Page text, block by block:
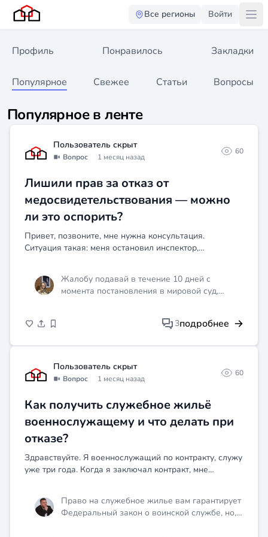
Все регионы Войти
Профиль Понравилось Закладки
Популярное Свежее Статьи Вопросы
Популярное в ленте
Пользователь скрыт
Вопрос 1 месяц назад
60
Лишили прав за отказ от
медосвидетельствования — можно
ли это оспорить?
Привет, позвоните, мне нужна консультация.
Ситуация такая: меня остановил инспектор,
потому что в тот момен...
Жалобу подавай в течение 10 дней с
момента постановления в мировой суд,
3подробнее
Пользователь скрыт
Вопрос 1 месяц назад
60
Как получить служебное жильё
военнослужащему и что делать при
отказе?
Здравствуйте. Я военнослужащий по контракту, служу
уже три года. Когда я заключал контракт, мне
помещений...Право на служебное жилье вам гарантирует
Федеральный закон о воинской службе, но,